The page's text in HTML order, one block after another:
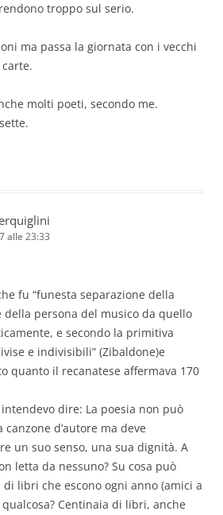
troppo sul serio.
ma passa la giornata con i vecchi
molti poeti, secondo me.
alle 23:33
fu “funesta separazione della
della persona del musico da quello
e secondo la primitiva
e indivisibili” (Zibaldone)e
quanto il recanatese affermava 170
dire: La poesia non può
d’autore ma deve
un suo senso, una sua dignità. A
letta da nessuno? Su cosa può
libri che escono ogni anno (amici a
Centinaia di libri, anche